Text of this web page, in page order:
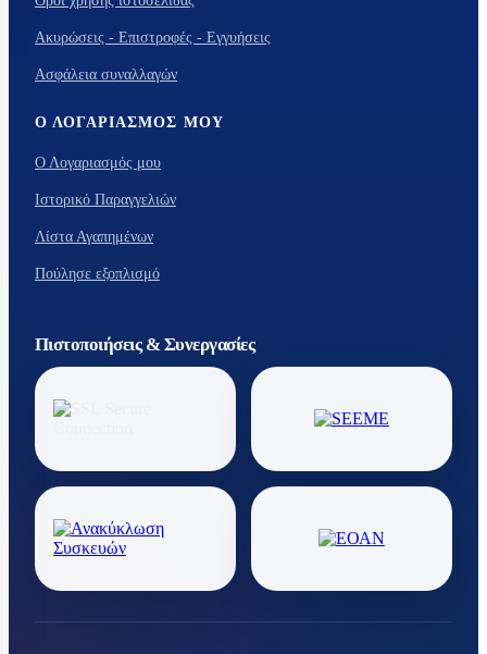
Ακυρώσεις - Επιστροφές - Εγγυήσεις
Ασφάλεια συναλλαγών
Ο ΛΟΓΑΡΙΑΣΜΌΣ ΜΟΥ
Ο Λογαριασμός μου
Ιστορικό Παραγγελιών
Λίστα Αγαπημένων
Πούλησε εξοπλισμό
Πιστοποιήσεις & Συνεργασίες